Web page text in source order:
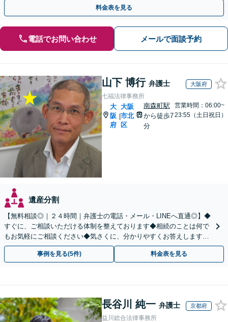
料金表を見る
電話でお問い合わせ メールで面談予約
山下 博行 弁護士 大阪府
七福法律事務所
大
阪
府
|
大阪
市北
区
南森町駅
から徒歩7
分
営業時間：06:00~
23:55（土日祝日）
遺産分割
【無料相談◎｜２４時間｜弁護士の電話・メール・LINEへ直通◎】◆
すぐに、ご相談いただける体制を整えております◆相続のことは何で
もお気軽にご相談ください◆気さくに、分かりやすくお答えします。
弁護士直通LINE【@685dvpfm】
事例を見る(5件) 料金表を見る
長谷川 純一 弁護士 京都府
益川総合法律事務所